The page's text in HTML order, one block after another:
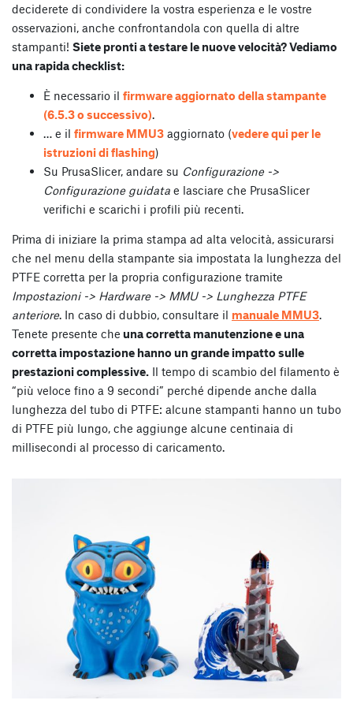
deciderete di condividere la vostra esperienza e le vostre
osservazioni, anche confrontandola con quella di altre
stampanti! Siete pronti a testare le nuove velocità? Vediamo
una rapida checklist:
È necessario il firmware aggiornato della stampante
(6.5.3 o successivo).
… e il firmware MMU3 aggiornato (vedere qui per le
istruzioni di flashing)
Su PrusaSlicer, andare su Configurazione ->
Configurazione guidata e lasciare che PrusaSlicer
verifichi e scarichi i profili più recenti.
Prima di iniziare la prima stampa ad alta velocità, assicurarsi
che nel menu della stampante sia impostata la lunghezza del
PTFE corretta per la propria configurazione tramite
Impostazioni -> Hardware -> MMU -> Lunghezza PTFE
anteriore. In caso di dubbio, consultare il manuale MMU3.
Tenete presente che una corretta manutenzione e una
corretta impostazione hanno un grande impatto sulle
prestazioni complessive. Il tempo di scambio del filamento è
“più veloce fino a 9 secondi” perché dipende anche dalla
lunghezza del tubo di PTFE: alcune stampanti hanno un tubo
di PTFE più lungo, che aggiunge alcune centinaia di
millisecondi al processo di caricamento.